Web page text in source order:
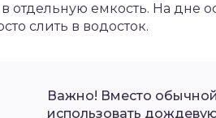
отдельную емкость. На дне
слить в водосток.
Важно! Вместо
использовать